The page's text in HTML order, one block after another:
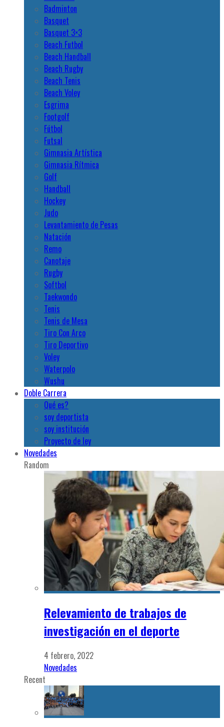
Badminton
Basquet
Basquet 3×3
Beach Futbol
Beach Handball
Beach Rugby
Beach Tenis
Beach Voley
Esgrima
Footgolf
Fútbol
Futsal
Gimnasia Artística
Gimnasia Rítmica
Golf
Handball
Hockey
Judo
Levantamiento de Pesas
Natación
Remo
Canotaje
Rugby
Softbol
Taekwondo
Tenis
Tenis de Mesa
Tiro Con Arco
Tiro Deportivo
Voley
Waterpolo
Wushu
Doble Carrera
Qué es?
soy deportista
soy institución
Proyecto de ley
Novedades
Random
Relevamiento de trabajos de
investigación en el deporte
4 febrero, 2022
Novedades
Recent